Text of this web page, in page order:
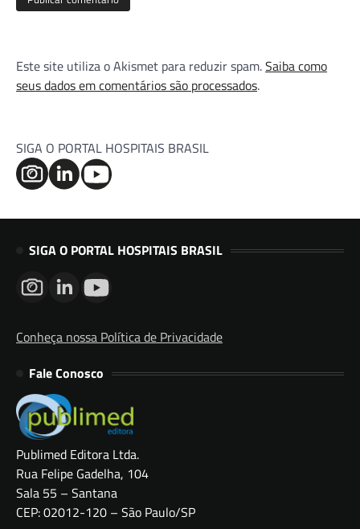
Este site utiliza o Akismet para reduzir spam.Saiba como
seus dados em comentários são processados.
SIGA O PORTAL HOSPITAIS BRASIL
SIGA O PORTAL HOSPITAIS BRASIL
Conheça nossa Política de Privacidade
Fale Conosco
Publimed Editora Ltda.
Rua Felipe Gadelha, 104
Sala 55 – Santana
CEP: 02012-120 – São Paulo/SP